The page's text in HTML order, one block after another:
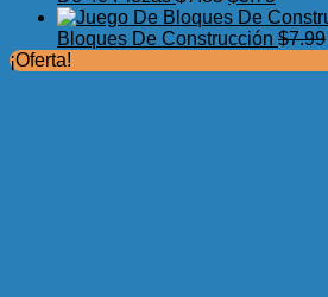
era:
$3.99.
es:
$1.25.
precio
original
precio
actual
Bloques De Construcción $7.99
¡Oferta!